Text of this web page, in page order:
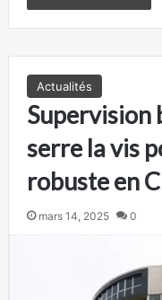
Actualités
Supervision
serre la vis
robuste en
mars 14, 2025 0